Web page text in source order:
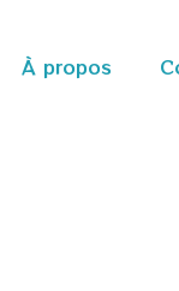
À propos